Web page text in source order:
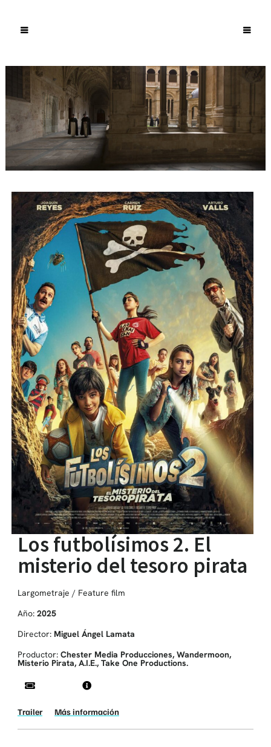
Los futbolísimos 2. El
misterio del tesoro pirata
Largometraje / Feature film
Año: 2025
Director: Miguel Ángel Lamata
Productor: Chester Media Producciones, Wandermoon,
Misterio Pirata, A.I.E., Take One Productions.
Trailer Más información